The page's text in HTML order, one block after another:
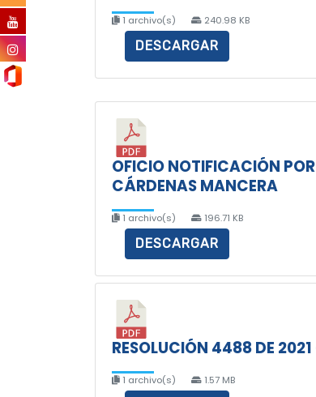
1 archivo(s) 240.98 KB
DESCARGAR
OFICIO NOTIFICACIÓN
CÁRDENAS MANCERA
1 archivo(s) 196.71 KB
DESCARGAR
RESOLUCIÓN 4488 DE
1 archivo(s) 1.57 MB